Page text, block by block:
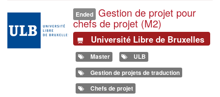
Illustration
Ended Gestion de projet pour
chefs de projet (M2)
Université Libre de Bruxelles
Master
ULB
Gestion de projets de traduction
Chefs de projet